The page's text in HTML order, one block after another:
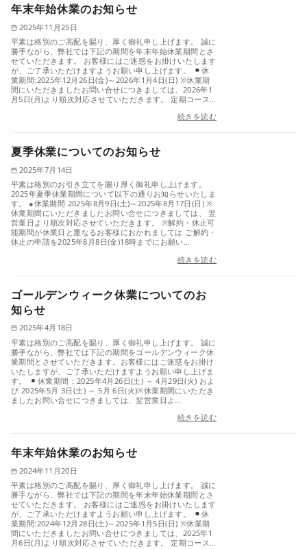
年末年始休業のお知らせ
2025年11月25日
平素は格別のご高配を賜り、厚く御礼申し上げます。 誠に
勝手ながら、弊社では下記の期間を年末年始休業期間とさ
せていただきます。 お客様にはご迷惑をお掛けいたします
が、ご了承いただけますようお願い申し上げます。
休
業期間:2025年12月26日(金)～2026年1月4日(日) ※休業期
間にいただきましたお問い合せにつきましては、2026年1
月5日(月)より順次対応させていただきます。 定期コース…
続きを読む
夏季休業についてのお知らせ
2025年7月14日
平素は格別のお引き立てを賜り厚く御礼申し上げます。
2025年夏季休業期間について以下の通りお知らせいたしま
す。 ●休業期間 2025年8月9日(土)～2025年8月17日(日) ※
休業期間にいただきましたお問い合せにつきましては、 翌
営業日より順次対応させていただきます。 ※解約・休止可
能期間が休業日と重なるお客様におかれましては ご解約・
休止の申請を2025年8月8日(金)18時までにお願い…
続きを読む
ゴールデンウィーク休業についてのお
知らせ
2025年4月18日
平素は格別のご高配を賜り、厚く御礼申し上げます。 誠に
勝手ながら、弊社では下記の期間をゴールデンウィーク休
業期間とさせていただきます。お客様にはご迷惑をお掛け
いたしますが、ご了承いただけますようお願い申し上げま
す。
休業期間：2025年4月26日(土) ～ 4月29日(火) およ
び 2025年5月 3日(土) ～ 5月 6日(火)※休業期間にいただき
ましたお問い合せにつきましては、翌営業日よ…
続きを読む
年末年始休業のお知らせ
2024年11月20日
平素は格別のご高配を賜り、厚く御礼申し上げます。 誠に
勝手ながら、弊社では下記の期間を年末年始休業期間とさ
せていただきます。 お客様にはご迷惑をお掛けいたします
が、ご了承いただけますようお願い申し上げます。
休
業期間:2024年12月28日(土)～2025年1月5日(日) ※休業期
間にいただきましたお問い合せにつきましては、2025年1
月6日(月)より順次対応させていただきます。 定期コース…